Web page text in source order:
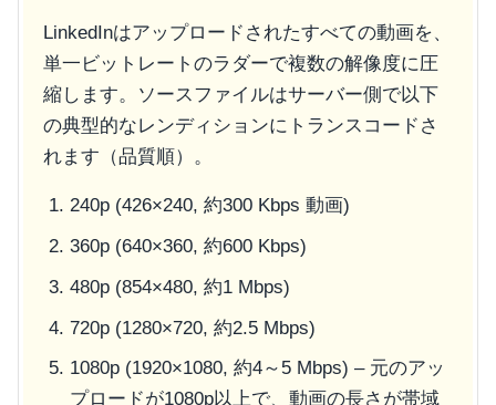
LinkedInはアップロードされたすべての動画を、
単一ビットレートのラダーで複数の解像度に圧
縮します。ソースファイルはサーバー側で以下
の典型的なレンディションにトランスコードさ
れます（品質順）。
240p (426×240, 約300 Kbps 動画)
360p (640×360, 約600 Kbps)
480p (854×480, 約1 Mbps)
720p (1280×720, 約2.5 Mbps)
1080p (1920×1080, 約4～5 Mbps) – 元のアッ
プロードが1080p以上で、動画の長さが帯域